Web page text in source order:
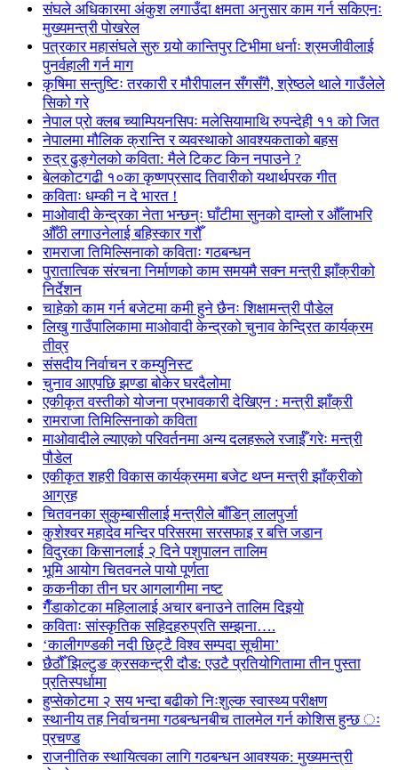
संघले अधिकारमा अंकुश लगाउँदा क्षमता अनुसार काम गर्न सकिएनः
मुख्यमन्त्री पोखरेल
पत्रकार महासंघले सुरु गर्‍यो कान्तिपुर टिभीमा धर्नाः श्रमजीवीलाई
पुनर्वहाली गर्न माग
कृषिमा सन्तुष्टिः तरकारी र मौरीपालन सँगसँगै, श्रेष्ठले थाले गाउँलेले
सिको गरे
नेपाल प्रो क्लब च्याम्पियनसिपः मलेसियामाथि रुपन्देही ११ को जित
नेपालमा मौलिक क्रान्ति र व्यवस्थाको आवश्यकताको बहस
रुद्र ढुङ्गेलको कविता: मैले टिकट किन नपाउने ?
बेलकोटगढी १०का कृष्णप्रसाद तिवारीको यथार्थपरक गीत
कविताः धम्की न दे भारत !
माओवादी केन्द्रका नेता भन्छन्ः घाँटीमा सुनको दाम्लो र औँलाभरि
औँठी लगाउनेलाई बहिस्कार गरौँ
रामराजा तिमिल्सिनाको कविताः गठबन्धन
पुरातात्विक संरचना निर्माणको काम समयमै सक्न मन्त्री झाँक्रीको
निर्देशन
चाहेको काम गर्न बजेटमा कमी हुने छैनः शिक्षामन्त्री पौडेल
लिखु गाउँपालिकामा माओवादी केन्द्रको चुनाव केन्द्रित कार्यक्रम
तीव्र
संसदीय निर्वाचन र कम्युनिस्ट
चुनाव आएपछि झण्डा बोकेर घरदैलोमा
एकीकृत वस्तीको योजना प्रभावकारी देखिएन : मन्त्री झाँक्री
रामराजा तिमिल्सिनाको कविता
माओवादीले ल्याएको परिवर्तनमा अन्य दलहरूले रजाईँ गरेः मन्त्री
पौडेल
एकीकृत शहरी विकास कार्यक्रममा बजेट थप्न मन्त्री झाँक्रीको
आग्रह
चितवनका सुकुम्बासीलाई मन्त्रीले बाँडिन् लालपुर्जा
कुशेश्वर महादेव मन्दिर परिसरमा सरसफाइ र बत्ति जडान
विदुरका किसानलाई २ दिने पशुपालन तालिम
भूमि आयोग चितवनले पायो पूर्णता
ककनीका तीन घर आगलागीमा नष्ट
गैँडाकोटका महिलालाई अचार बनाउने तालिम दिइयो
कविताः सांस्कृतिक सहिदहरुप्रति सम्झना….
‘कालीगण्डकी नदी छिट्टै विश्व सम्पदा सूचीमा’
छैठौँ झिल्टुङ क्रसकन्ट्री दौड: एउटै प्रतियोगितामा तीन पुस्ता
प्रतिस्पर्धामा
हुप्सेकोटमा २ सय भन्दा बढीको निःशुल्क स्वास्थ्य परीक्षण
स्थानीय तह निर्वाचनमा गठबन्धनबीच तालमेल गर्न कोशिस हुन्छ ः
प्रचण्ड
राजनीतिक स्थायित्वका लागि गठबन्धन आवश्यक: मुख्यमन्त्री